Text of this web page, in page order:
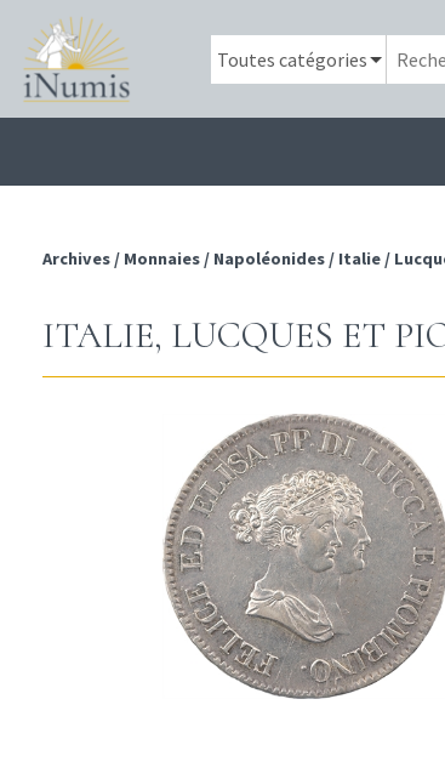
Archives / Monnaies / Napoléonides / Italie /
ITALIE, LUCQUES ET